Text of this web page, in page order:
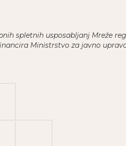
spletnih usposabljanj Mreže
Ministrstvo za javno